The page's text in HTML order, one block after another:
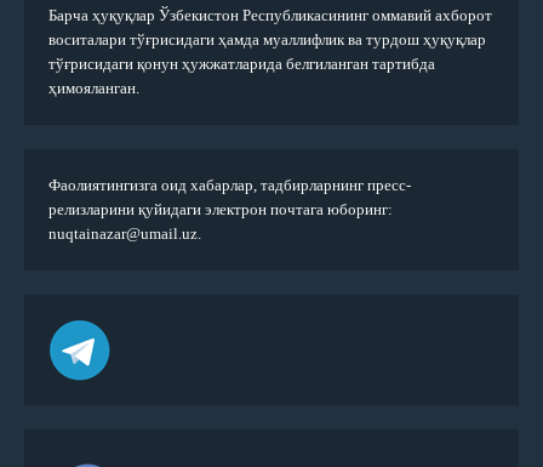
Барча ҳуқуқлар Ўзбекистон Республикасининг оммавий ахборот
воситалари тўғрисидаги ҳамда муаллифлик ва турдош ҳуқуқлар
тўғрисидаги қонун ҳужжатларида белгиланган тартибда
ҳимояланган.
Фаолиятингизга оид хабарлар, тадбирларнинг пресс-
релизларини қуйидаги электрон почтага юборинг:
nuqtainazar@umail.uz.